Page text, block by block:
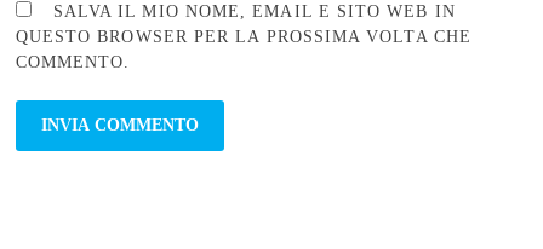
SALVA IL MIO NOME, EMAIL E SITO WEB IN
QUESTO BROWSER PER LA PROSSIMA VOLTA CHE
COMMENTO.